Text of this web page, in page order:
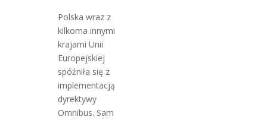
Polska wraz z
kilkoma innymi
krajami Unii
Europejskiej
spóźniła się z
implementacją
dyrektywy
Omnibus. Sam